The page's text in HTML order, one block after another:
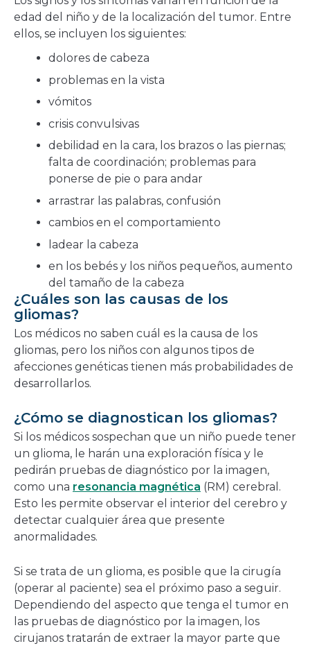
edad del niño y de la localización del tumor. Entre
ellos, se incluyen los siguientes:
dolores de cabeza
problemas en la vista
vómitos
crisis convulsivas
debilidad en la cara, los brazos o las piernas;
falta de coordinación; problemas para
ponerse de pie o para andar
arrastrar las palabras, confusión
cambios en el comportamiento
ladear la cabeza
en los bebés y los niños pequeños, aumento
del tamaño de la cabeza
¿Cuáles son las causas de los
gliomas?
Los médicos no saben cuál es la causa de los
gliomas, pero los niños con algunos tipos de
afecciones genéticas tienen más probabilidades de
desarrollarlos.
¿Cómo se diagnostican los gliomas?
Si los médicos sospechan que un niño puede tener
un glioma, le harán una exploración física y le
pedirán pruebas de diagnóstico por la imagen,
como una resonancia magnética (RM) cerebral.
Esto les permite observar el interior del cerebro y
detectar cualquier área que presente
anormalidades.
Si se trata de un glioma, es posible que la cirugía
(operar al paciente) sea el próximo paso a seguir.
Dependiendo del aspecto que tenga el tumor en
las pruebas de diagnóstico por la imagen, los
cirujanos tratarán de extraer la mayor parte que